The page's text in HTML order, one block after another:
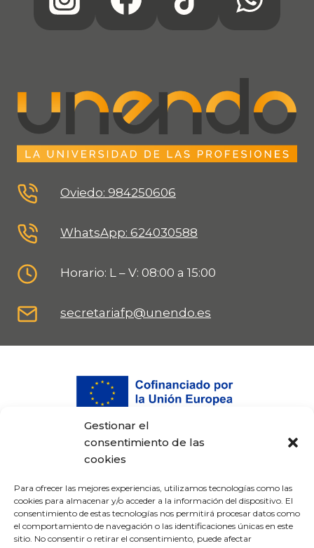
Gestionar el
consentimiento de las
cookies
Para ofrecer las mejores experiencias, utilizamos tecnologías como las
cookies para almacenar y/o acceder a la información del dispositivo. El
consentimiento de estas tecnologías nos permitirá procesar datos como
el comportamiento de navegación o las identificaciones únicas en este
sitio. No consentir o retirar el consentimiento, puede afectar
Oviedo: 984250606
WhatsApp: 624030588
Horario: L – V: 08:00 a 15:00
secretariafp@unendo.es